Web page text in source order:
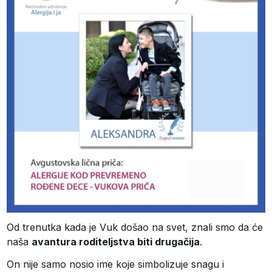
Od trenutka kada je Vuk došao na svet, znali smo da će
naša avantura roditeljstva biti drugačija.
On nije samo nosio ime koje simbolizuje snagu i